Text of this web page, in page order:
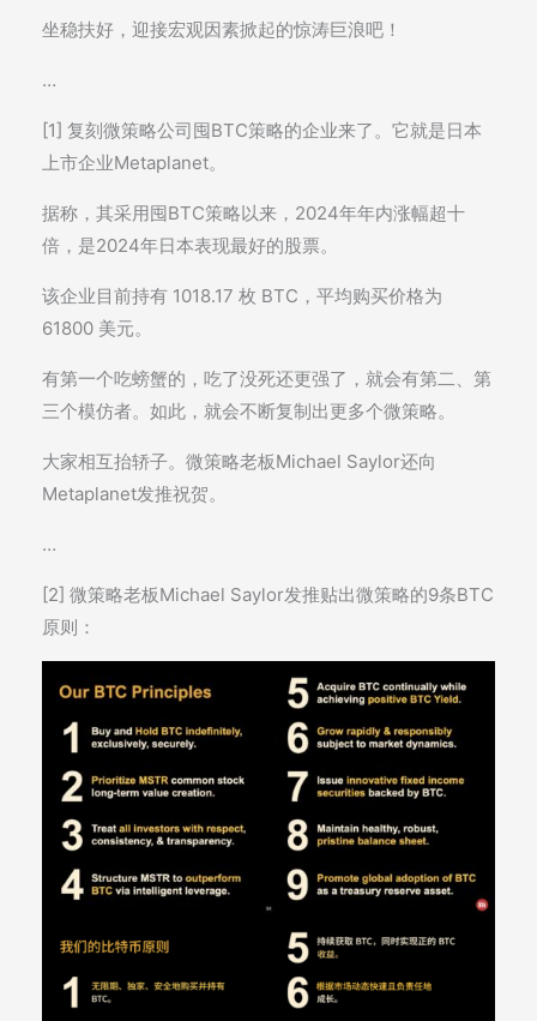
坐稳扶好，迎接宏观因素掀起的惊涛巨浪吧！
…
[1] 复刻微策略公司囤BTC策略的企业来了。它就是日本
上市企业Metaplanet。
据称，其采用囤BTC策略以来，2024年年内涨幅超十
倍，是2024年日本表现最好的股票。
该企业目前持有 1018.17 枚 BTC，平均购买价格为
61800 美元。
有第一个吃螃蟹的，吃了没死还更强了，就会有第二、第
三个模仿者。如此，就会不断复制出更多个微策略。
大家相互抬轿子。微策略老板Michael Saylor还向
Metaplanet发推祝贺。
…
[2] 微策略老板Michael Saylor发推贴出微策略的9条BTC
原则：